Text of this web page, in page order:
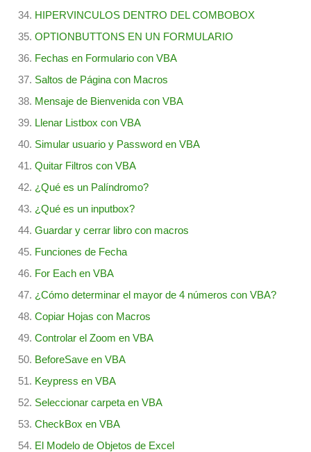
HIPERVINCULOS DENTRO DEL COMBOBOX
OPTIONBUTTONS EN UN FORMULARIO
Fechas en Formulario con VBA
Saltos de Página con Macros
Mensaje de Bienvenida con VBA
Llenar Listbox con VBA
Simular usuario y Password en VBA
Quitar Filtros con VBA
¿Qué es un Palíndromo?
¿Qué es un inputbox?
Guardar y cerrar libro con macros
Funciones de Fecha
For Each en VBA
¿Cómo determinar el mayor de 4 números con VBA?
Copiar Hojas con Macros
Controlar el Zoom en VBA
BeforeSave en VBA
Keypress en VBA
Seleccionar carpeta en VBA
CheckBox en VBA
El Modelo de Objetos de Excel